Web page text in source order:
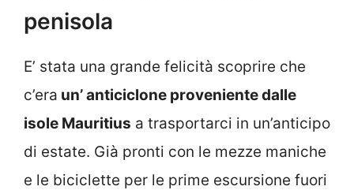
penisola
E’ stata una grande felicità scoprire che
c’era un’ anticiclone proveniente dalle
isole Mauritius a trasportarci in un’anticipo
di estate. Già pronti con le mezze maniche
e le biciclette per le prime escursione fuori